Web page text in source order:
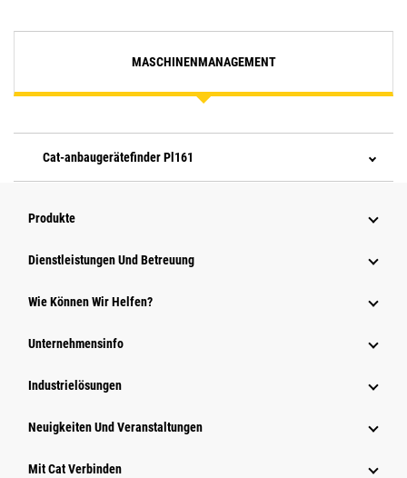
MASCHINENMANAGEMENT
Cat-anbaugerätefinder Pl161
Produkte
Dienstleistungen Und Betreuung
Wie Können Wir Helfen?
Unternehmensinfo
Industrielösungen
Neuigkeiten Und Veranstaltungen
Mit Cat Verbinden